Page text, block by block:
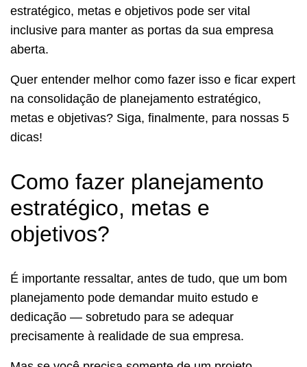
estratégico, metas e objetivos pode ser vital
inclusive para manter as portas da sua empresa
aberta.
Quer entender melhor como fazer isso e ficar expert
na consolidação de planejamento estratégico,
metas e objetivas? Siga, finalmente, para nossas 5
dicas!
Como fazer planejamento
estratégico, metas e
objetivos?
É importante ressaltar, antes de tudo, que um bom
planejamento pode demandar muito estudo e
dedicação — sobretudo para se adequar
precisamente à realidade de sua empresa.